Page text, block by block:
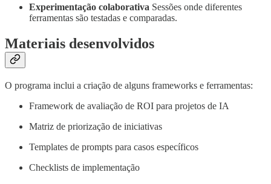
Experimentação colaborativa Sessões onde diferentes
ferramentas são testadas e comparadas.
Materiais desenvolvidos
O programa inclui a criação de alguns frameworks e ferramentas:
Framework de avaliação de ROI para projetos de IA
Matriz de priorização de iniciativas
Templates de prompts para casos específicos
Checklists de implementação